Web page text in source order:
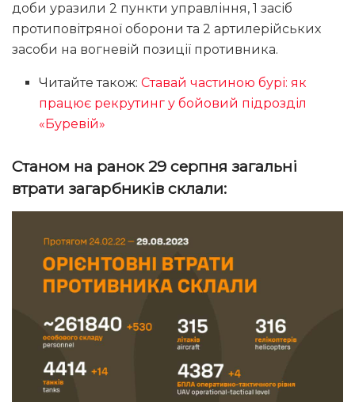
доби уразили 2 пункти управління, 1 засіб
протиповітряної оборони та 2 артилерійських
засоби на вогневій позиції противника.
Читайте також:Ставай частиною бурі: як
працює рекрутинг у бойовий підрозділ
«Буревій»
Станом на ранок 29 серпня загальні
втрати загарбників склали: